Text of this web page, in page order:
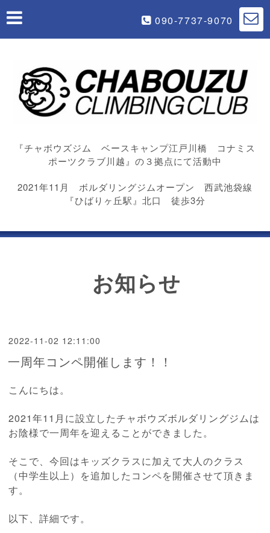
090-7737-9070
『チャボウズジム ベースキャンプ江戸川橋 コナミス
ポーツクラブ川越』の３拠点にて活動中
2021年11月 ボルダリングジムオープン 西武池袋線
『ひばりヶ丘駅』北口 徒歩3分
お知らせ
2022-11-02 12:11:00
一周年コンペ開催します！！
こんにちは。
2021年11月に設立したチャボウズボルダリングジムは
お陰様で一周年を迎えることができました。
そこで、今回はキッズクラスに加えて大人のクラス
（中学生以上）を追加したコンペを開催させて頂きま
す。
以下、詳細です。